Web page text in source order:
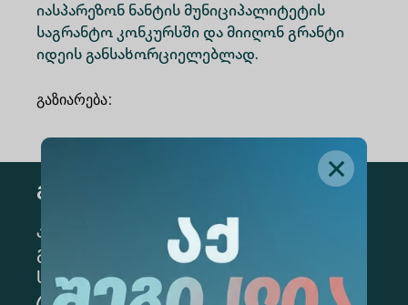
იასპარეზონ ნანტის მუნიციპალიტეტის
საგრანტო კონკურსში და მიიღონ გრანტი
იდეის განსახორციელებლად.
გაზიარება:
გამოწერა
კონკრეტული მიმართულების
გამოსაწერად, მონიშნეთ შესაბამისი
სექცია